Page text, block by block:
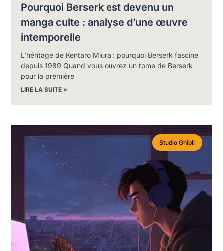
Pourquoi Berserk est devenu un
manga culte : analyse d’une œuvre
intemporelle
L’héritage de Kentaro Miura : pourquoi Berserk fascine
depuis 1989 Quand vous ouvrez un tome de Berserk
pour la première
LIRE LA SUITE »
Studio Ghibli